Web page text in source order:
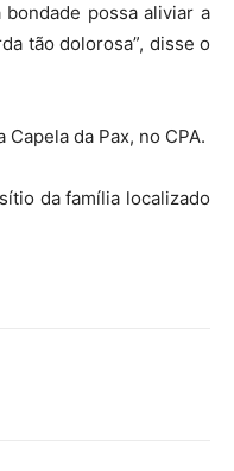
possa aliviar a
tão dolorosa”, disse o
da Pax, no CPA.
da família localizado